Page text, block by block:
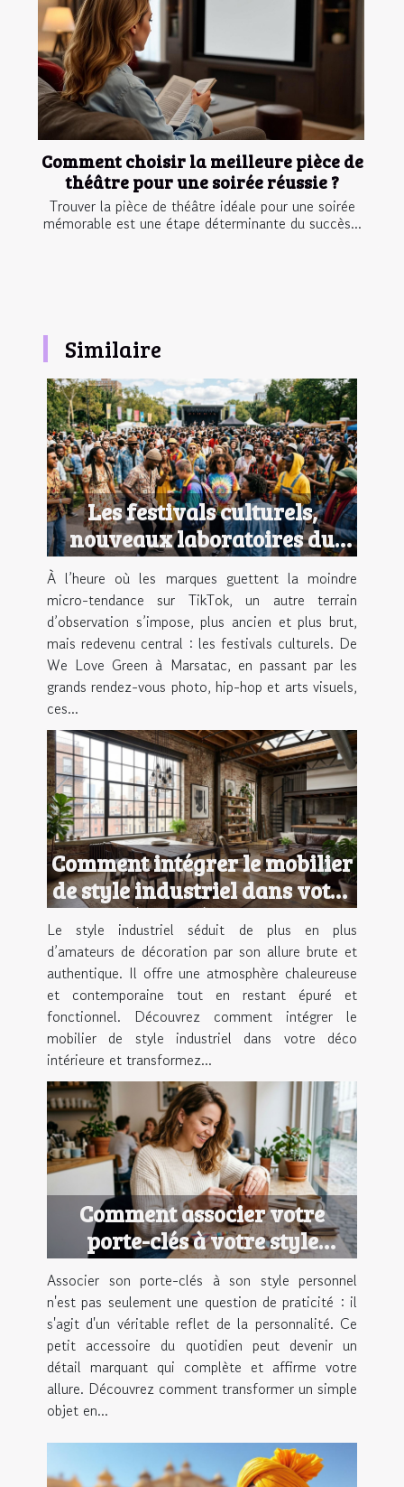
Comment choisir la meilleure pièce de
théâtre pour une soirée réussie ?
Trouver la pièce de théâtre idéale pour une soirée
mémorable est une étape déterminante du succès...
Similaire
Les festivals culturels,
nouveaux laboratoires du
style urbain
À l’heure où les marques guettent la moindre
micro-tendance sur TikTok, un autre terrain
d’observation s’impose, plus ancien et plus brut,
mais redevenu central : les festivals culturels. De
We Love Green à Marsatac, en passant par les
grands rendez-vous photo, hip-hop et arts visuels,
ces...
Comment intégrer le mobilier
de style industriel dans votre
déco intérieure ?
Le style industriel séduit de plus en plus
d’amateurs de décoration par son allure brute et
authentique. Il offre une atmosphère chaleureuse
et contemporaine tout en restant épuré et
fonctionnel. Découvrez comment intégrer le
mobilier de style industriel dans votre déco
intérieure et transformez...
Comment associer votre
porte-clés à votre style
personnel ?
Associer son porte-clés à son style personnel
n'est pas seulement une question de praticité : il
s'agit d'un véritable reflet de la personnalité. Ce
petit accessoire du quotidien peut devenir un
détail marquant qui complète et affirme votre
allure. Découvrez comment transformer un simple
objet en...